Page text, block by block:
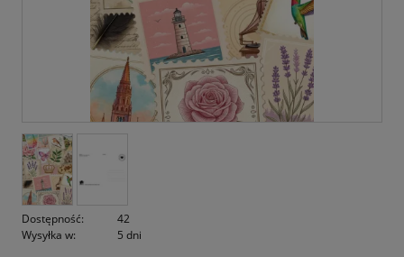
Dostępność:
42
Wysyłka w:
5 dni